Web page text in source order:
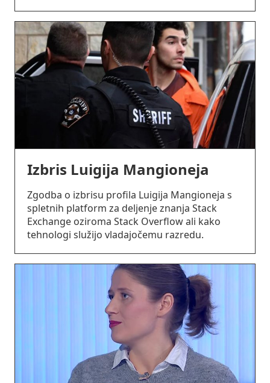
Izbris Luigija Mangioneja
Zgodba o izbrisu profila Luigija Mangioneja s
spletnih platform za deljenje znanja Stack
Exchange oziroma Stack Overflow ali kako
tehnologi služijo vladajočemu razredu.